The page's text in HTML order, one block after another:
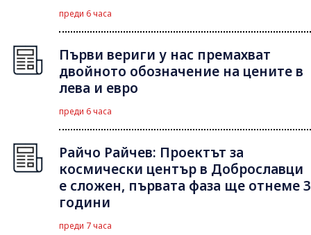
преди 6 часа
Първи вериги у нас премахват
двойното обозначение на цените в
лева и евро
преди 6 часа
Райчо Райчев: Проектът за
космически център в Доброславци
е сложен, първата фаза ще отнеме 3
години
преди 7 часа